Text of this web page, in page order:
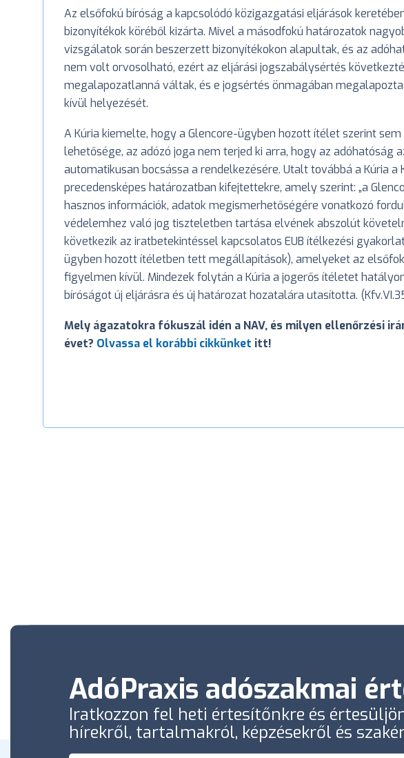
Az elsőfokú bíróság a kapcsolódó közigazgatási eljárások
bizonyítékok köréből kizárta. Mivel a másodfokú határozatok
vizsgálatok során beszerzett bizonyítékokon alapultak, és az
nem volt orvosolható, ezért az eljárási jogszabálysértés
megalapozatlanná váltak, és e jogsértés önmagában
kívül helyezését.
A Kúria kiemelte, hogy a Glencore-ügyben hozott ítélet szerint
lehetősége, az adózó joga nem terjed ki arra, hogy az adóhatóság
automatikusan bocsássa a rendelkezésére. Utalt továbbá a Kúria a
precedensképes határozatban kifejtettekre, amely szerint: „a
hasznos információk, adatok megismerhetőségére vonatkozó
védelemhez való jog tiszteletben tartása elvének abszolút
következik az iratbetekintéssel kapcsolatos EUB ítélkezési
ügyben hozott ítéletben tett megállapítások), amelyeket az
figyelmen kívül. Mindezek folytán a Kúria a jogerős ítéletet
bíróságot új eljárásra és új határozat hozatalára utasította.
Mely ágazatokra fókuszál idén a NAV, és milyen ellenőrzési
évet? Olvassa el korábbi cikkünket itt!
AdóPraxis adószakmai
Iratkozzon fel heti értesítőnkre és
hírekről, tartalmakról, képzésekről és